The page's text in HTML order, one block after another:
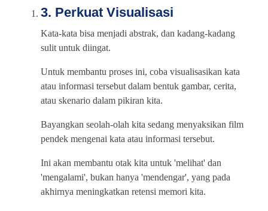
3. Perkuat Visualisasi
Kata-kata bisa menjadi abstrak, dan kadang-kadang
sulit untuk diingat.
Untuk membantu proses ini, coba visualisasikan kata
atau informasi tersebut dalam bentuk gambar, cerita,
atau skenario dalam pikiran kita.
Bayangkan seolah-olah kita sedang menyaksikan film
pendek mengenai kata atau informasi tersebut.
Ini akan membantu otak kita untuk 'melihat' dan
'mengalami', bukan hanya 'mendengar', yang pada
akhirnya meningkatkan retensi memori kita.